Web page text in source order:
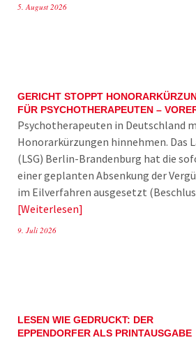
5. August 2026
GERICHT STOPPT
FÜR PSYCHOTHERAPEUTEN –
Psychotherapeuten in Deutschland
Honorarkürzungen hinnehmen. Das
(LSG) Berlin-Brandenburg hat die
einer geplanten Absenkung der
im Eilverfahren ausgesetzt
Weiterlesen
9. Juli 2026
LESEN WIE GEDRUCKT: DER
EPPENDORFER ALS PRINTAUSGABE